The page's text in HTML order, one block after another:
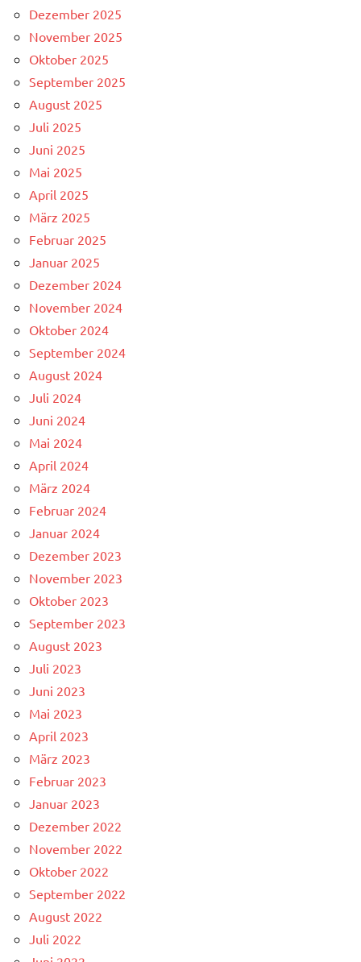
Dezember 2025
November 2025
Oktober 2025
September 2025
August 2025
Juli 2025
Juni 2025
Mai 2025
April 2025
März 2025
Februar 2025
Januar 2025
Dezember 2024
November 2024
Oktober 2024
September 2024
August 2024
Juli 2024
Juni 2024
Mai 2024
April 2024
März 2024
Februar 2024
Januar 2024
Dezember 2023
November 2023
Oktober 2023
September 2023
August 2023
Juli 2023
Juni 2023
Mai 2023
April 2023
März 2023
Februar 2023
Januar 2023
Dezember 2022
November 2022
Oktober 2022
September 2022
August 2022
Juli 2022